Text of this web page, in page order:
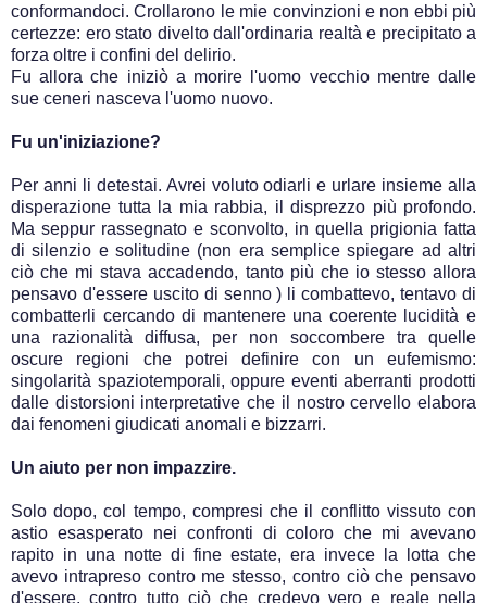
conformandoci. Crollarono le mie convinzioni e non ebbi più
certezze: ero stato divelto dall'ordinaria realtà e precipitato a
forza oltre i confini del delirio.
Fu allora che iniziò a morire l'uomo vecchio mentre dalle
sue ceneri nasceva l'uomo nuovo.
Fu un'iniziazione?
Per anni li detestai. Avrei voluto odiarli e urlare insieme alla
disperazione tutta la mia rabbia, il disprezzo più profondo.
Ma seppur rassegnato e sconvolto, in quella prigionia fatta
di silenzio e solitudine (non era semplice spiegare ad altri
ciò che mi stava accadendo, tanto più che io stesso allora
pensavo d'essere uscito di senno ) li combattevo, tentavo di
combatterli cercando di mantenere una coerente lucidità e
una razionalità diffusa, per non soccombere tra quelle
oscure regioni che potrei definire con un eufemismo:
singolarità spaziotemporali, oppure eventi aberranti prodotti
dalle distorsioni interpretative che il nostro cervello elabora
dai fenomeni giudicati anomali e bizzarri.
Un aiuto per non impazzire.
Solo dopo, col tempo, compresi che il conflitto vissuto con
astio esasperato nei confronti di coloro che mi avevano
rapito in una notte di fine estate, era invece la lotta che
avevo intrapreso contro me stesso, contro ciò che pensavo
d'essere, contro tutto ciò che credevo vero e reale nella